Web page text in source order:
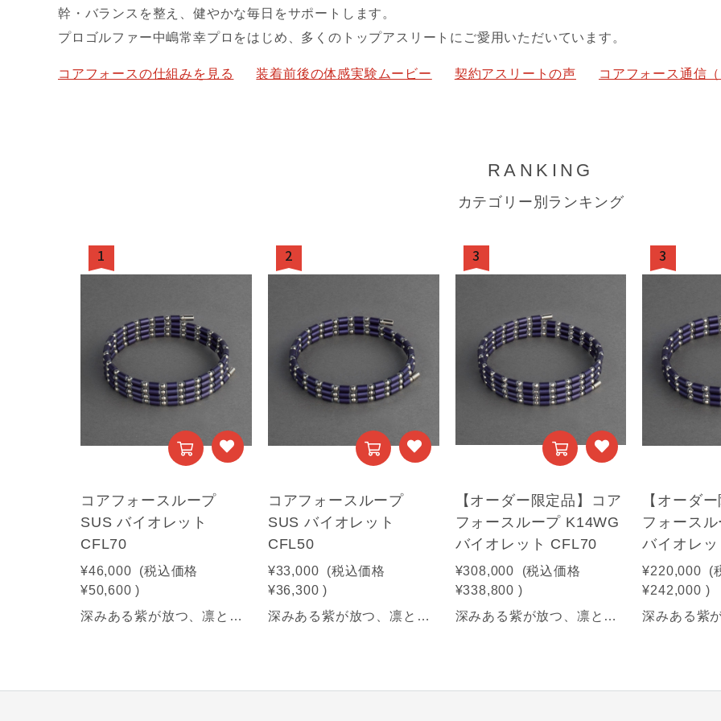
幹・バランスを整え、健やかな毎日をサポートします。
プロゴルファー中嶋常幸プロをはじめ、多くのトップアスリートにご愛用いただいています。
コアフォースの仕組みを見る 装着前後の体感実験ムービー 契約アスリートの声 コアフォース通信
RANKING
カテゴリー別ランキング
1
コアフォースループ
SUS バイオレット
CFL70
¥46,000
(税込価格
¥50,600 )
深みある紫が放つ、凛とした気品と力強さ。纏うほどに、揺るがぬ自分へ。【商品情報】■サイズ：70㎝■素材：SUS316(装飾部材)・フェライト磁石・サマコバ磁石・SUS316(キャップ部分)・SUS304(ワイヤー部分)《利用可能な決済方法》・クレジットカード・Amazon Pay・PayPay・キャリア決済・代金引換
2
コアフォースループ
SUS バイオレット
CFL50
¥33,000
(税込価格
¥36,300 )
深みある紫が放つ、凛とした気品と力強さ。纏うほどに、揺るがぬ自分へ。【商品情報】■サイズ：50㎝■素材：SUS316(装飾部材)・フェライト磁石・サマコバ磁石・SUS316(キャップ部分)・SUS304(ワイヤー部分)《利用可能な決済方法》・クレジットカード・Amazon Pay・PayPay・キャリア決済・代金引換
3
【オーダー限定品】コア
フォースループ K14WG
バイオレット CFL70
¥308,000
(税込価格
¥338,800 )
深みある紫が放つ、凛とした気品と力強さ。纏うほどに、揺るがぬ自分へ。【商品情報】■サイズ：70㎝■素材：K14WG(装飾部材)・フェライト磁石・サマコバ磁石・SUS316(キャップ部分)・SUS304(ワイヤー部分)【オーダー限定品】高品位な貴金属パーツを使用した特別なモデルで、ご注文後の生産により、商品の発送まで1週間ほどお時間をいただきます。《利用可能な決済方法》・クレジットカード・Amazon Pay・PayPay・キャリア決済・代金引換
3
【オーダ
フォース
バイオレ
¥220,000
(
¥242,000 )